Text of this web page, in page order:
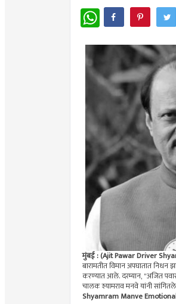
WhatsApp
मुंबई : (Ajit Pawar Driver
बारामतीत विमान अपघातात निधन
करण्यात आले. दरम्यान, "अजित
चालक श्यामराव मनवे यांनी
Shyamram Manve